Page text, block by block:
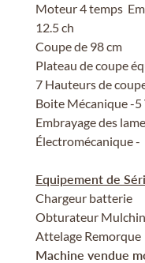
Recopier le code ci-
Rafraîchir le captcha
commerciales à l'adresse
Moteur 4 temps
12.5 ch
Coupe de 98 cm
Plateau de coupe
7 Hauteurs de
Boite Mécanique -
Embrayage des
Électromécanique -
Equipement de
Chargeur batterie
Obturateur
Attelage Remorque
Machine vendue